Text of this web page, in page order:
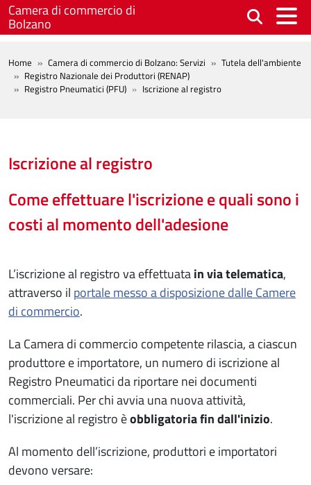
Salta al contenuto principale
Camera di commercio di
Bolzano
BREADCRUMB
Home Camera di commercio di Bolzano: Servizi
Tutela dell'ambiente
Registro Nazionale dei Produttori (RENAP)
Registro Pneumatici (PFU)
Iscrizione al registro
Iscrizione al registro
Come effettuare l'iscrizione e quali sono i
costi al momento dell'adesione
L’iscrizione al registro va effettuatain via telematica,
attraverso il portale messo a disposizione dalle Camere
di commercio.
La Camera di commercio competente rilascia, a ciascun
produttore e importatore, un numero di iscrizione al
Registro Pneumatici da riportare nei documenti
commerciali. Per chi avvia una nuova attività,
l'iscrizione al registro èobbligatoria fin dall'inizio.
Al momento dell’iscrizione, produttori e importatori
devono versare: